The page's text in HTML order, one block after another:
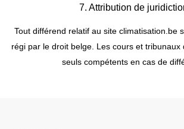
7. Attribution de
Tout différend relatif au site climatisation.be
régi par le droit belge. Les cours et tribunaux
seuls compétents en cas de